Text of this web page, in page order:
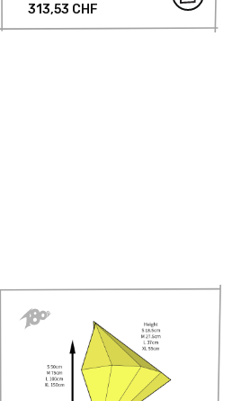
313,53 CHF